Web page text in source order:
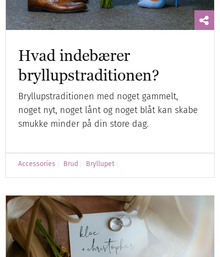
Hvad indebærer
bryllupstraditionen?
Bryllupstraditionen med noget gammelt,
noget nyt, noget lånt og noget blåt kan skabe
smukke minder på din store dag.
Accessories Brud Bryllupet